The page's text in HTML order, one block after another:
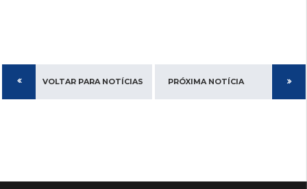
VOLTAR PARA NOTÍCIAS PRÓXIMA NOTÍCIA